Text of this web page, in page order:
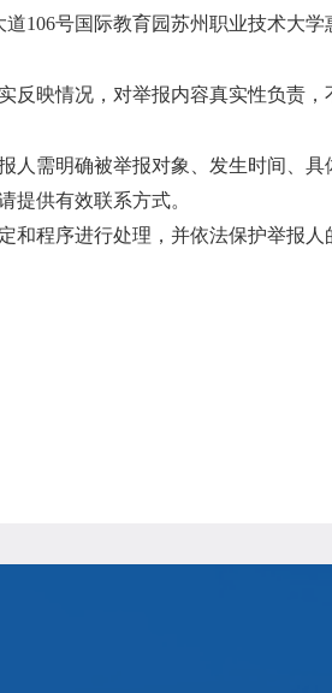
106号国际教育园苏州职业技术大学
反映情况，对举报内容真实性负责
人需明确被举报对象、发生时间、
提供有效联系方式。
和程序进行处理，并依法保护举报人